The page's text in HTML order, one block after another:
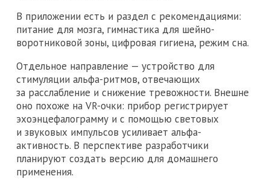
В приложении есть и раздел с рекомендациями:
питание для мозга, гимнастика для шейно-
воротниковой зоны, цифровая гигиена, режим сна.
Отдельное направление — устройство для
стимуляции альфа-ритмов, отвечающих
за расслабление и снижение тревожности. Внешне
оно похоже на VR-очки: прибор регистрирует
эхоэнцефалограмму и с помощью световых
и звуковых импульсов усиливает альфа-
активность. В перспективе разработчики
планируют создать версию для домашнего
применения.